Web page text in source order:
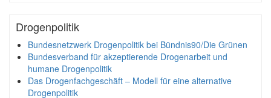
Drogenpolitik
Bundesnetzwerk Drogenpolitik bei Bündnis90/Die Grünen
Bundesverband für akzeptierende Drogenarbeit und
humane Drogenpolitik
Das Drogenfachgeschäft – Modell für eine alternative
Drogenpolitik